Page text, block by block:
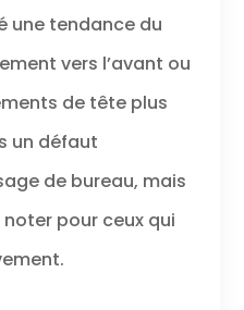
une tendance du
vers l’avant ou
de tête plus
un défaut
de bureau, mais
pour ceux qui